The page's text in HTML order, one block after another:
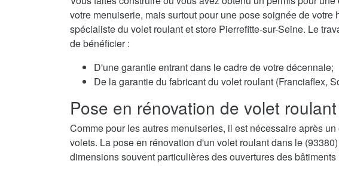
votre menuiserie, mais surtout pour une pose soignée de
spécialiste du volet roulant et store Pierrefitte-sur-Seine. Le
de bénéficier :
D'une garantie entrant dans le cadre de votre décennale;
De la garantie du fabricant du volet roulant (Franciaflex,
Pose en rénovation de volet roulant
Comme pour les autres menuiseries, il est nécessaire après
volets. La pose en rénovation d'un volet roulant dans le
dimensions souvent particulières des ouvertures des bâtiments